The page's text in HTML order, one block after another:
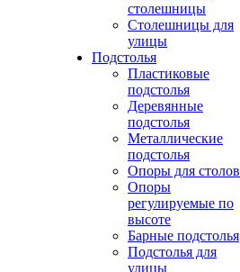
столешницы
Столешницы для
улицы
Подстолья
Пластиковые
подстолья
Деревянные
подстолья
Металлические
подстолья
Опоры для столов
Опоры
регулируемые по
высоте
Барные подстолья
Подстолья для
улицы